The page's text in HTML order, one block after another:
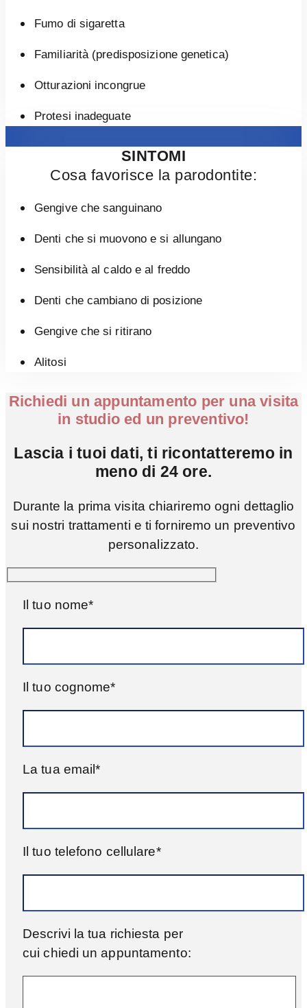
Fumo di sigaretta
Familiarità (predisposizione genetica)
Otturazioni incongrue
Protesi inadeguate
SINTOMI
Cosa favorisce la parodontite:
Gengive che sanguinano
Denti che si muovono e si allungano
Sensibilità al caldo e al freddo
Denti che cambiano di posizione
Gengive che si ritirano
Alitosi
Richiedi un appuntamento per una visita
in studio ed un preventivo!
Lascia i tuoi dati, ti ricontatteremo in
meno di 24 ore.
Durante la prima visita chiariremo ogni dettaglio
sui nostri trattamenti e ti forniremo un preventivo
personalizzato.
Il tuo nome*
Il tuo cognome*
La tua email*
Il tuo telefono cellulare*
Descrivi la tua richiesta per
cui chiedi un appuntamento: